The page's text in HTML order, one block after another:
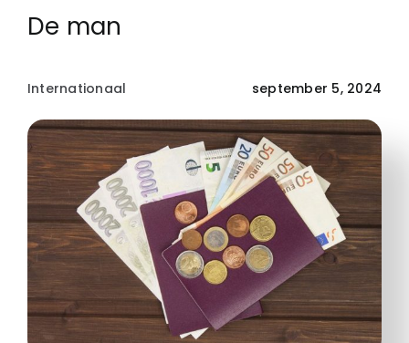
De man
Internationaal september 5, 2024